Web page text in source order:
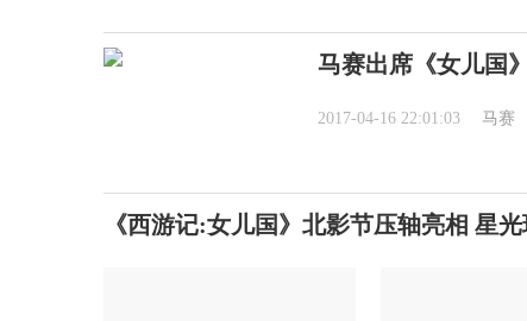
马赛出席《女儿国
2017-04-16 22:01:03 马赛
《西游记:女儿国》北影节压轴亮相 星